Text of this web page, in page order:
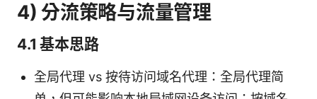
4) 分流策略与流量管理
4.1 基本思路
全局代理 vs 按待访问域名代理：全局代理简